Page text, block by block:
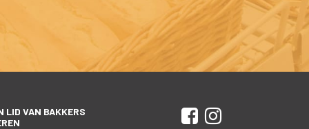
LID VAN BAKKERS